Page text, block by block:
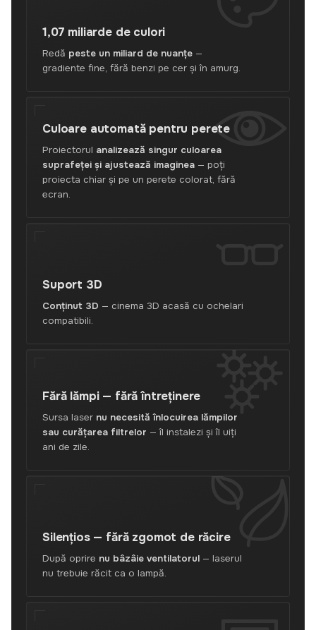
1,07 miliarde de culori
Redă peste un miliard de nuanțe —
gradiente fine, fără benzi pe cer și în amurg.
Culoare automată pentru perete
Proiectorul analizează singur culoarea
suprafeței și ajustează imaginea — poți
proiecta chiar și pe un perete colorat, fără
ecran.
Suport 3D
Conținut 3D — cinema 3D acasă cu ochelari
compatibili.
Fără lămpi — fără întreținere
Sursa laser nu necesită înlocuirea lămpilor
sau curățarea filtrelor — îl instalezi și îl uiți
ani de zile.
Silențios — fără zgomot de răcire
După oprire nu bâzâie ventilatorul — laserul
nu trebuie răcit ca o lampă.